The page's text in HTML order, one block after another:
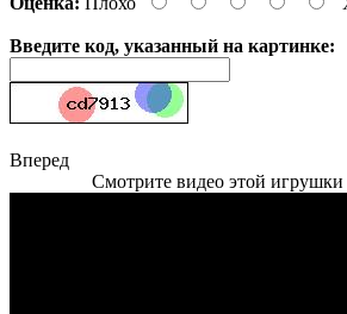
Введите код, указанный на картинке:
Вперед
Смотрите видео этой